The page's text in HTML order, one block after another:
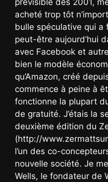
prévisible dès 2001,
acheté trop tôt
bulle spéculative qui a
peut-être aujourd’hui
avec Facebook et
bien le modèle
qu’Amazon, créé
commence à peine à
fonctionne la plupart
de gratuité. J’étais la
deuxième édition du
(http://
l’un des co-
nouvelle société. Je
Wells, le fondateur de